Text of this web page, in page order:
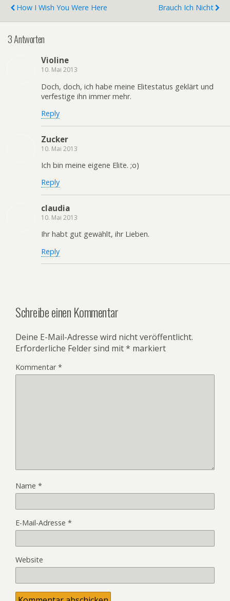
How I Wish You Were Here
Brauch Ich Nicht
3 Antworten
Violine
10. Mai 2013
Doch, doch, ich habe meine Elitestatus geklärt und
verfestige ihn immer mehr.
Reply
Zucker
10. Mai 2013
Ich bin meine eigene Elite. ;o)
Reply
claudia
10. Mai 2013
Ihr habt gut gewählt, ihr Lieben.
Reply
Schreibe einen Kommentar
Deine E-Mail-Adresse wird nicht veröffentlicht.
Erforderliche Felder sind mit* markiert
Kommentar*
Name *
E-Mail-Adresse *
Website